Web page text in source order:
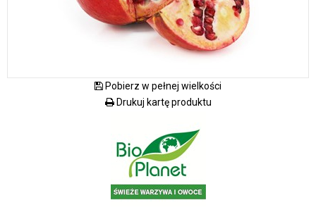
Pobierz w pełnej wielkości
Drukuj kartę produktu